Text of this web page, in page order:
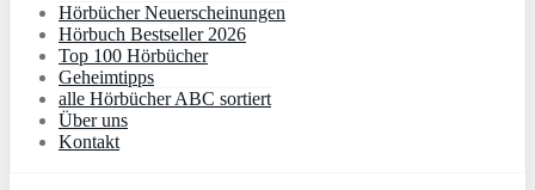
Hörbücher Neuerscheinungen
Hörbuch Bestseller 2026
Top 100 Hörbücher
Geheimtipps
alle Hörbücher ABC sortiert
Über uns
Kontakt